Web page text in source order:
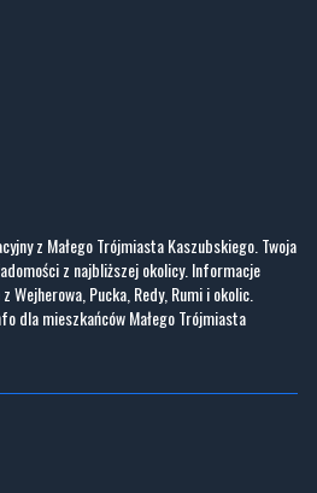
z Małego Trójmiasta Kaszubskiego. Twoja
z najbliższej okolicy. Informacje
Wejherowa, Pucka, Redy, Rumi i okolic.
dla mieszkańców Małego Trójmiasta